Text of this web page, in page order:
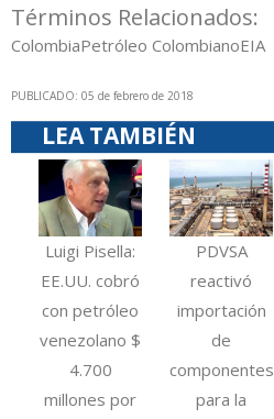
Términos Relacionados:
ColombiaPetróleo ColombianoEIA
PUBLICADO: 05 de febrero de 2018
LEA TAMBIÉN
Luigi Pisella:
EE.UU. cobró
con petróleo
venezolano $
4.700
millones por
PDVSA
reactivó
importación
de
componentes
para la